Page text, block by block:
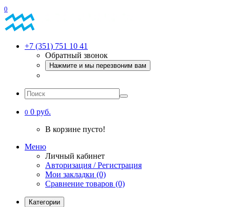
0
+7 (351) 751 10 41
Обратный звонок
Нажмите и мы перезвоним вам
0 0 руб.
В корзине пусто!
Меню
Личный кабинет
Авторизация / Регистрация
Мои закладки (0)
Сравнение товаров (0)
Категории